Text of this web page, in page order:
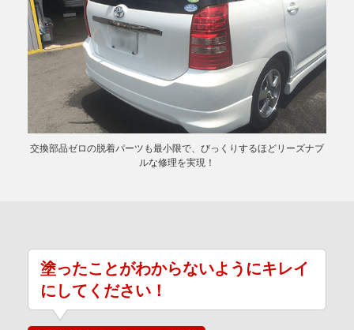
交換部品ゼロの脱着パーツも最小限で、びっくりするほどリーズナブ
ルな修理を実現！
塗ったことがわからないようにキレイ
にしてください！